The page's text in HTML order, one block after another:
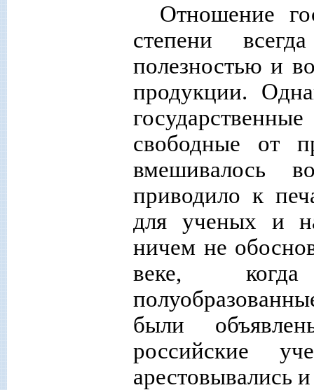
Отношение
степени
полезностью и
продукции.
свободные от
вмешивалось
приводило к
для ученых и
ничем не
веке, когда
были
российские
арестовывались